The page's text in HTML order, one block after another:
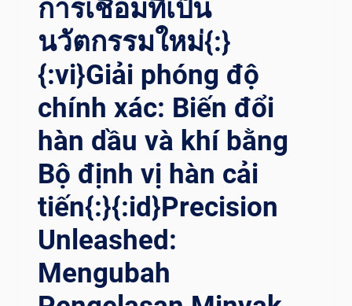
ับข
องเ
ครื่องก
ำหนดต
ำแหน่งก
ารเ
ชื่อมเ
พื่อป
ระสิทธิภาพส
ูงสุด{:}{
:VI}CUỘC C
ÁCH M
ẠNG V
Ề Đ
Ộ C
HÍNH X
การเชื่อมที่เป็น
นวัตกรรมใหม่{:}
{:vi}Giải phóng độ
chính xác: Biến đổi
hàn dầu và khí bằng
Bộ định vị hàn cải
tiến{:}{:id}Precision
Unleashed:
Mengubah